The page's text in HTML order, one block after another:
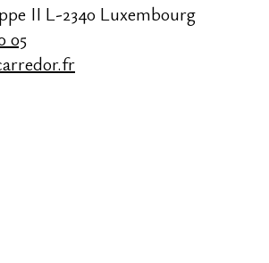
II L-2340 Luxembourg
05